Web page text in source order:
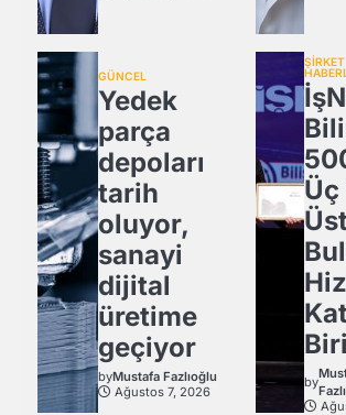
GÜNCEL
Yedek
parça
depoları
tarih
oluyor,
sanayi
dijital
üretime
geçiyor
byMustafa Fazlıoğlu
Ağustos 7, 2026
ŞİRKET
Üç
by